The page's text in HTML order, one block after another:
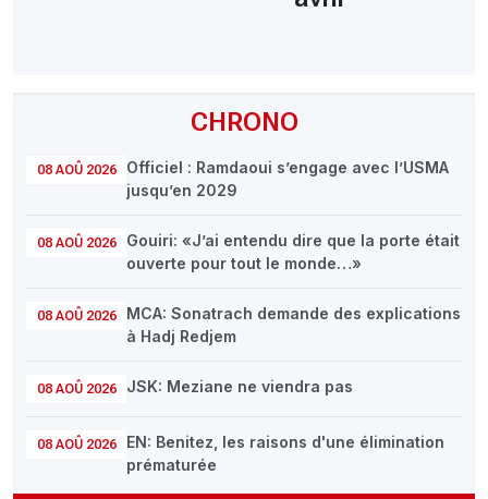
CHRONO
08 AOÛ 2026
Officiel : Ramdaoui s’engage avec l’USMA
jusqu’en 2029
08 AOÛ 2026
Gouiri: «J’ai entendu dire que la porte était
ouverte pour tout le monde…»
08 AOÛ 2026
MCA: Sonatrach demande des explications
à Hadj Redjem
08 AOÛ 2026 JSK: Meziane ne viendra pas
08 AOÛ 2026
EN: Benitez, les raisons d'une élimination
prématurée